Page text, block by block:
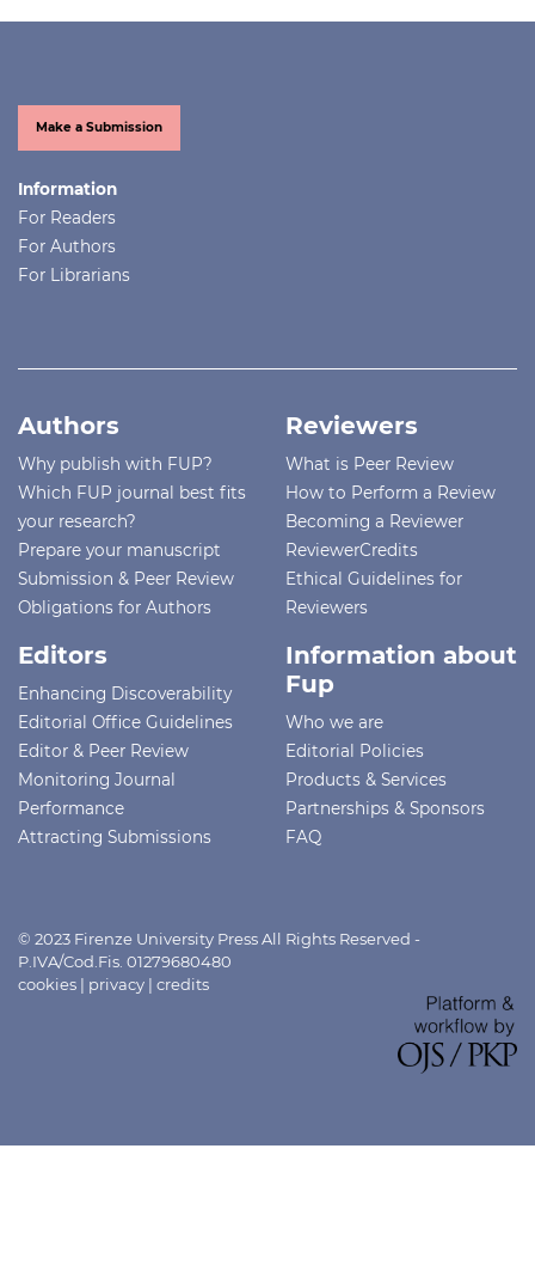
Make a Submission
Information
For Readers
For Authors
For Librarians
Authors
Why publish with FUP?
Which FUP journal best fits
your research?
Prepare your manuscript
Submission & Peer Review
Obligations for Authors
Reviewers
What is Peer Review
How to Perform a Review
Becoming a Reviewer
ReviewerCredits
Ethical Guidelines for
Reviewers
Editors
Enhancing Discoverability
Editorial Office Guidelines
Editor & Peer Review
Monitoring Journal
Performance
Attracting Submissions
Information about
Fup
Who we are
Editorial Policies
Products & Services
Partnerships & Sponsors
FAQ
© 2023 Firenze University Press All Rights Reserved -
P.IVA/Cod.Fis. 01279680480
cookies | privacy | credits